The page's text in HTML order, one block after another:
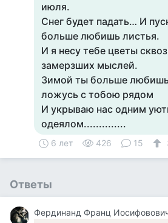
июля.
Снег будет падать… И
больше любишь листья.
И я несу тебе цветы
замерзших мыслей.
Зимой ты больше любишь
ложусь с тобою рядом
И укрываю нас одним
одеялом..............
6 лет 426 15
Ответы
Фердинанд Франц